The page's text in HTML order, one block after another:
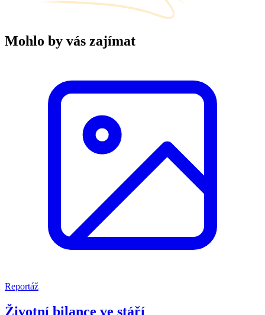
Mohlo by vás zajímat
Reportáž
Životní bilance ve stáří